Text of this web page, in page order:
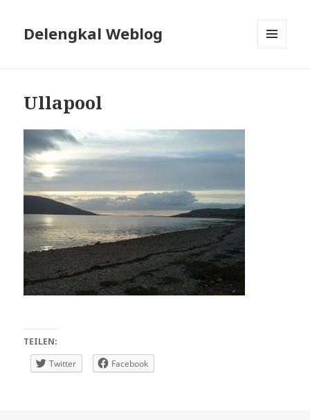
Delengkal Weblog
Ullapool
TEILEN:
Twitter
Facebook